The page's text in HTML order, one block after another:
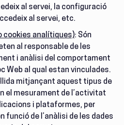
al servei, la configuració
al servei, etc.
cookies analítiques): Són
al responsable de les
i anàlisi del comportament
Web al qual estan vinculades.
mitjançant aquest tipus de
el mesurament de l’activitat
i plataformes, per
funció de l’anàlisi de les dades